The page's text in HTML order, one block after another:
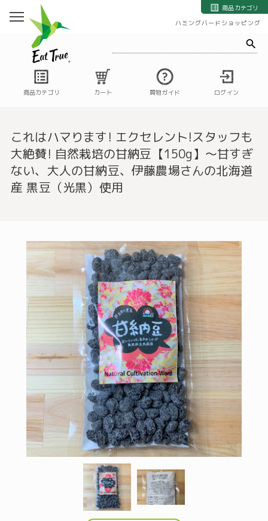
商品カテゴリ
ハミングバードショッピング
商品カテゴリ カート 買物ガイド ログイン
これはハマります! エクセレント!スタッフも
大絶賛! 自然栽培の甘納豆【150g】～甘すぎ
ない、大人の甘納豆、伊藤農場さんの北海道
産 黒豆（光黒）使用